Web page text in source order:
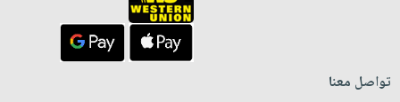
تواصل معنا